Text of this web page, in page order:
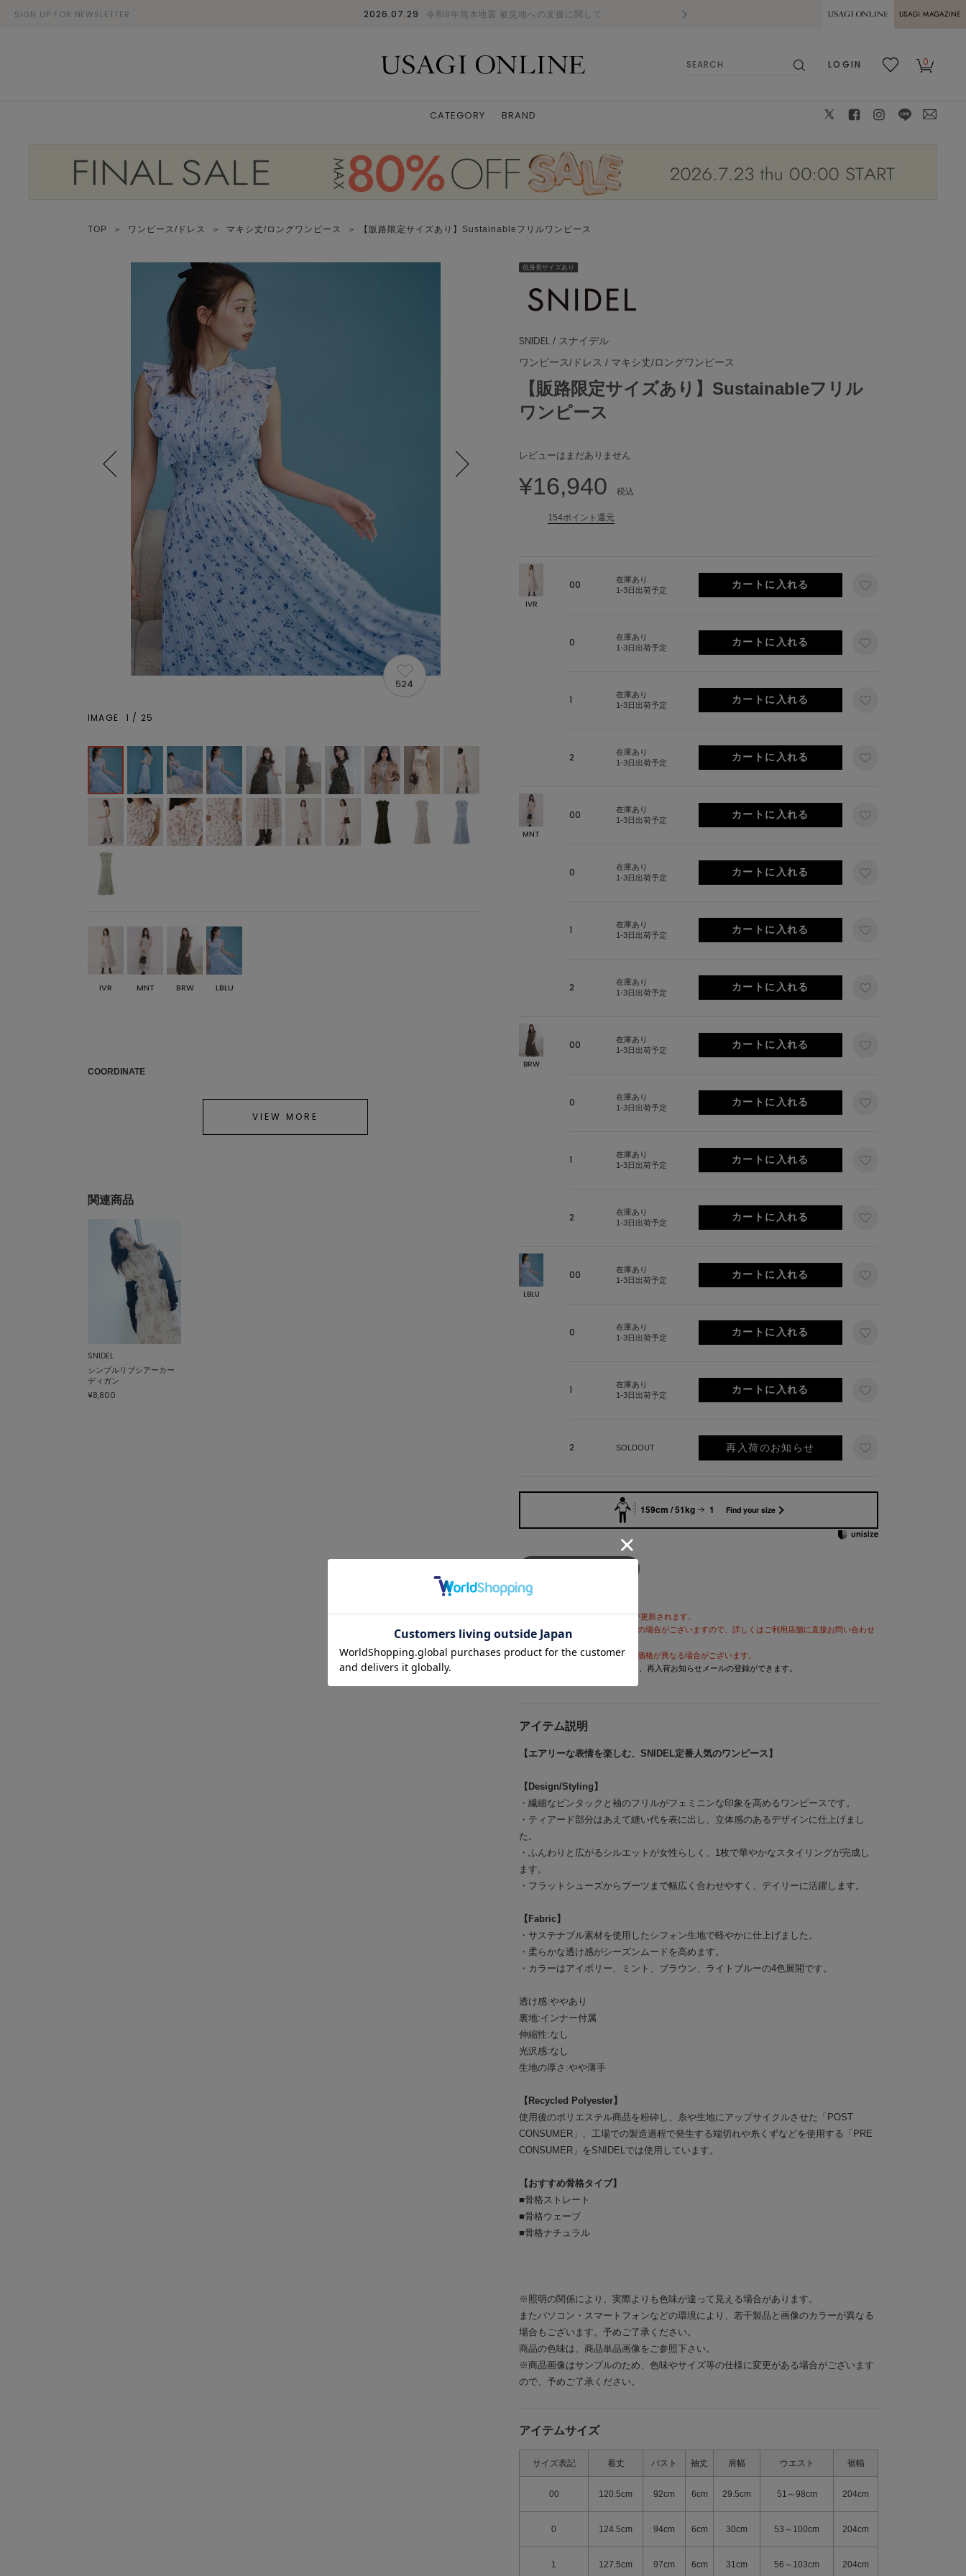
SIGN UP FOR NEWSLETTER 2026.07.29 令和8年熊本地震 被災地への支援に関して 熊本県熊本地方を震源とする地震の影響に
MAGAZINE
LOGIN
0
CATEGORY BRAND
TOP ＞ ワンピース/ドレス ＞ マキシ丈/ロングワンピース ＞ 【販路限定サイズあり】Sustainableフリルワンピース
低身長サイズあり
SNIDEL / スナイデル
ワンピース/ドレス / マキシ丈/ロングワンピース
【販路限定サイズあり】Sustainableフリル
ワンピース
レビューはまだありません
¥16,940 税込
154ポイント還元
IVR
00
在庫あり
1-3日出荷予定
0
在庫あり
1-3日出荷予定
1
在庫あり
1-3日出荷予定
2
在庫あり
1-3日出荷予定
MNT
00
在庫あり
1-3日出荷予定
0
在庫あり
1-3日出荷予定
1
在庫あり
1-3日出荷予定
2
在庫あり
1-3日出荷予定
BRW
00
在庫あり
1-3日出荷予定
0
在庫あり
1-3日出荷予定
1
在庫あり
1-3日出荷予定
2
在庫あり
1-3日出荷予定
LBLU
00
在庫あり
1-3日出荷予定
0
在庫あり
1-3日出荷予定
1
在庫あり
1-3日出荷予定
2 SOLDOUT 再入荷のお知らせ
159cm / 51kg 1 Find your size
※毎日AM1:30に前日の在庫情報が更新されます。
※在庫ありの表示でも売り切れ等の場合がございますので、詳しくはご利用店舗に直接お問い合わせ
ください。
※セール商品は、店舗により販売価格が異なる場合がございます。
※SOLD OUTの商品を選択すると、再入荷お知らせメールの登録ができます。
アイテム説明
【エアリーな表情を楽しむ、SNIDEL定番人気のワンピース】
【Design/Styling】
・繊細なピンタックと袖のフリルがフェミニンな印象を高めるワンピースです。
・ティアード部分はあえて縫い代を表に出し、立体感のあるデザインに仕上げまし
た。
・ふんわりと広がるシルエットが女性らしく、1枚で華やかなスタイリングが完成し
ます。
・フラットシューズからブーツまで幅広く合わせやすく、デイリーに活躍します。
【Fabric】
・サステナブル素材を使用したシフォン生地で軽やかに仕上げました。
・柔らかな透け感がシーズンムードを高めます。
・カラーはアイボリー、ミント、ブラウン、ライトブルーの4色展開です。
透け感:ややあり
裏地:インナー付属
伸縮性:なし
光沢感:なし
生地の厚さ:やや薄手
【Recycled Polyester】
使用後のポリエステル商品を粉砕し、糸や生地にアップサイクルさせた「POST
CONSUMER」、工場での製造過程で発生する端切れや糸くずなどを使用する「PRE
CONSUMER」をSNIDELでは使用しています。
【おすすめ骨格タイプ】
■骨格ストレート
■骨格ウェーブ
■骨格ナチュラル
※照明の関係により、実際よりも色味が違って見える場合があります。
またパソコン・スマートフォンなどの環境により、若干製品と画像のカラーが異なる
場合もございます。予めご了承ください。
商品の色味は、商品単品画像をご参照下さい。
※商品画像はサンプルのため、色味やサイズ等の仕様に変更がある場合がございます
ので、予めご了承ください。
アイテムサイズ
サイズ表記 着丈 バスト 袖丈 肩幅 ウエスト 裾幅
00 120.5cm 92cm 6cm 29.5cm 51～98cm 204cm
0 124.5cm 94cm 6cm 30cm 53～100cm 204cm
1 127.5cm 97cm 6cm 31cm 56～103cm 204cm
524
IMAGE 1 / 25
IVR MNT BRW LBLU
COORDINATE
VIEW MORE
関連商品
SNIDEL
シンプルリブシアーカー
ディガン
¥8,800